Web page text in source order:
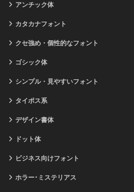
アンチック体
カタカナフォント
クセ強め・個性的なフォント
ゴシック体
シンプル・見やすいフォント
タイポス系
デザイン書体
ドット体
ビジネス向けフォント
ホラー･ミステリアス